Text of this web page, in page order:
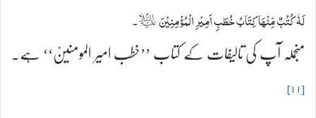
لَهٗ كُتُبٌ مِّنْهَا كِتَابُ خُطَبِ اَمِيْرِ الْمُؤْمِنِيْنَ‏ ؑ۔
منجملہ آپ کی تالیفات کے کتاب ’’خطب امیر المومنینؑ‘‘ ہے۔
[۱۱]